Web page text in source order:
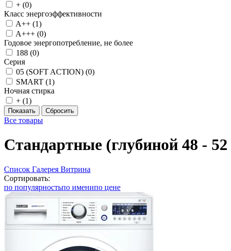
+ (0)
Класс энергоэффективности
A++ (1)
A+++ (0)
Годовое энергопотребление, не более
188 (0)
Серия
05 (SOFT ACTION) (0)
SMART (1)
Ночная стирка
+ (1)
Все товары
Стандартные (глубиной 48 -
Список Галерея Витрина
Сортировать:
по популярностьпо именипо цене